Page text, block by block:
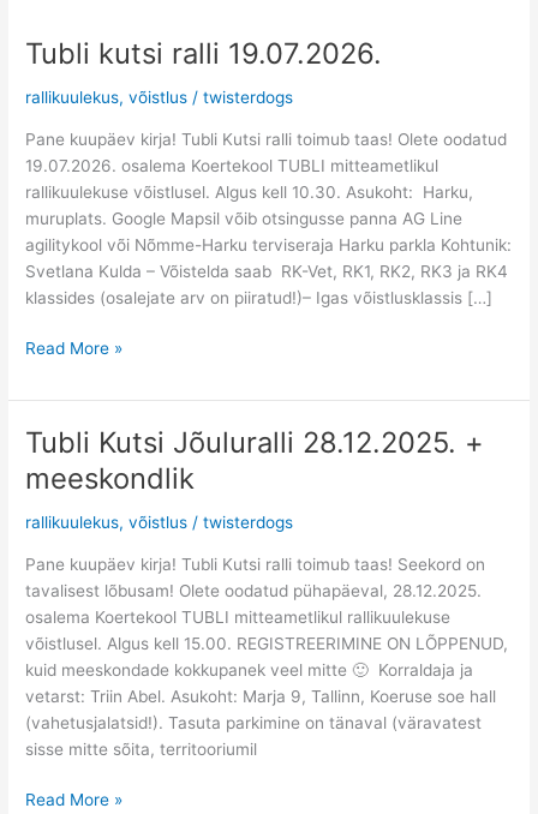
Tubli kutsi ralli 19.07.2026.
rallikuulekus,võistlus /twisterdogs
Pane kuupäev kirja! Tubli Kutsi ralli toimub taas! Olete oodatud
19.07.2026. osalema Koertekool TUBLI mitteametlikul
rallikuulekuse võistlusel. Algus kell 10.30. Asukoht: Harku,
muruplats. Google Mapsil võib otsingusse panna AG Line
agilitykool või Nõmme-Harku terviseraja Harku parkla Kohtunik:
Svetlana Kulda – Võistelda saab RK-Vet, RK1, RK2, RK3 ja RK4
klassides (osalejate arv on piiratud!)– Igas võistlusklassis […]
Tubli
ralli
Read More »
Tubli Kutsi Jõuluralli 28.12.2025. +
meeskondlik
rallikuulekus,võistlus /twisterdogs
Pane kuupäev kirja! Tubli Kutsi ralli toimub taas! Seekord on
tavalisest lõbusam! Olete oodatud pühapäeval, 28.12.2025.
osalema Koertekool TUBLI mitteametlikul rallikuulekuse
võistlusel. Algus kell 15.00. REGISTREERIMINE ON LÕPPENUD,
kuid meeskondade kokkupanek veel mitte 🙂 Korraldaja ja
vetarst: Triin Abel. Asukoht: Marja 9, Tallinn, Koeruse soe hall
(vahetusjalatsid!). Tasuta parkimine on tänaval (väravatest
sisse mitte sõita, territooriumil
Tubli
Jõuluralli
28.12.2025.
meeskondlik
Read More »